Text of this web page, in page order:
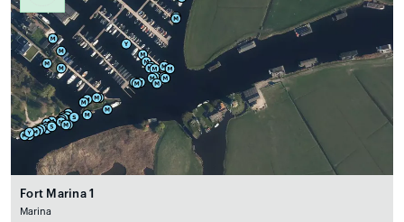
Fort Marina 1
Marina